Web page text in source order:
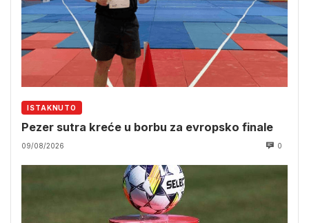
ISTAKNUTO
Pezer sutra kreće u borbu za evropsko finale
09/08/2026 0